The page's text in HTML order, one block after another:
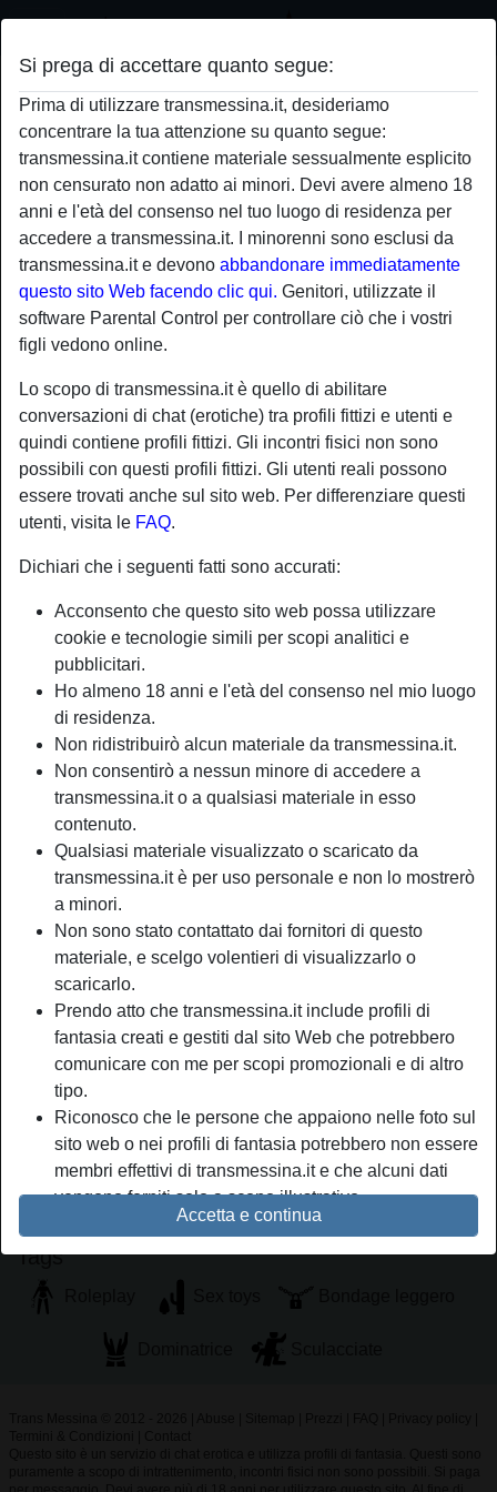
Si prega di accettare quanto segue:
Prima di utilizzare transmessina.it, desideriamo
concentrare la tua attenzione su quanto segue:
transmessina.it contiene materiale sessualmente esplicito
non censurato non adatto ai minori. Devi avere almeno 18
anni e l'età del consenso nel tuo luogo di residenza per
accedere a transmessina.it. I minorenni sono esclusi da
transmessina.it e devono abbandonare immediatamente
questo sito Web facendo clic qui. Genitori, utilizzate il
software Parental Control per controllare ciò che i vostri
figli vedono online.
Lo scopo di transmessina.it è quello di abilitare
conversazioni di chat (erotiche) tra profili fittizi e utenti e
quindi contiene profili fittizi. Gli incontri fisici non sono
possibili con questi profili fittizi. Gli utenti reali possono
essere trovati anche sul sito web. Per differenziare questi
utenti, visita le FAQ.
Dichiari che i seguenti fatti sono accurati:
Acconsento che questo sito web possa utilizzare
cookie e tecnologie simili per scopi analitici e
pubblicitari.
Ho almeno 18 anni e l'età del consenso nel mio luogo
di residenza.
Non ridistribuirò alcun materiale da transmessina.it.
Non consentirò a nessun minore di accedere a
transmessina.it o a qualsiasi materiale in esso
contenuto.
Qualsiasi materiale visualizzato o scaricato da
transmessina.it è per uso personale e non lo mostrerò
a minori.
Non sono stato contattato dai fornitori di questo
materiale, e scelgo volentieri di visualizzarlo o
scaricarlo.
Prendo atto che transmessina.it include profili di
fantasia creati e gestiti dal sito Web che potrebbero
comunicare con me per scopi promozionali e di altro
tipo.
Riconosco che le persone che appaiono nelle foto sul
sito web o nei profili di fantasia potrebbero non essere
membri effettivi di transmessina.it e che alcuni dati
vengono forniti solo a scopo illustrativo.
Riconosco che transmessina.it non effettua indagini
sui precedenti dei suoi membri e che il sito Web non
Accetta e continua
Profilo di Scalmanata00
star Aggiungi chat Chatta adesso
Nickname:
Scalmanata00
Paese:
Italia
Provincia:
Palermo
Sesso:
Shemale
Sessualità:
Relazione:
Single
Colore dei capelli:
Bionde
Colore degli occhi:
Castani
Altezza:
Peso:
47 Kg
Depilata:
Fumatrice:
Sì
Descrizione
Mi piacciono le situazioni clandestine e gli scambi di
coppie, vorrei provare l ebrrezza di un orgia dove non si
distinguono i corpi l uni dagli altri... e chi vuole le stesse
cose che desidero io? Scrivi
Sta cercando
Tags